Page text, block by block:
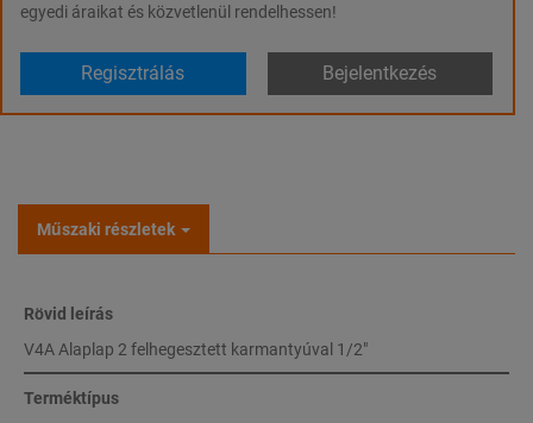
egyedi áraikat és közvetlenül rendelhessen!
Regisztrálás Bejelentkezés
Műszaki részletek
Rövid leírás
V4A Alaplap 2 felhegesztett karmantyúval 1/2"
Terméktípus